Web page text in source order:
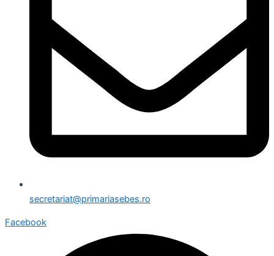
secretariat@primariasebes.ro
Facebook